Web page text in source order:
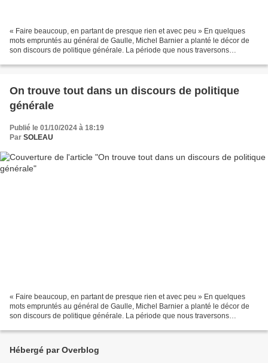
« Faire beaucoup, en partant de presque rien et avec peu » En quelques
mots empruntés au général de Gaulle, Michel Barnier a planté le décor de
son discours de politique générale. La période que nous traversons
On trouve tout dans un discours de politique
générale
Publié le 01/10/2024 à 18:19
Par SOLEAU
« Faire beaucoup, en partant de presque rien et avec peu » En quelques
mots empruntés au général de Gaulle, Michel Barnier a planté le décor de
son discours de politique générale. La période que nous traversons
Hébergé par Overblog